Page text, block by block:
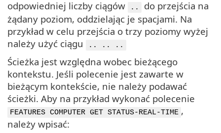
odpowiedniej liczby ciągów
..
do przejścia na
żądany poziom, oddzielając je spacjami. Na
przykład w celu przejścia o trzy poziomy wyżej
należy użyć ciągu
.. .. ..
Ścieżka jest względna wobec bieżącego
kontekstu. Jeśli polecenie jest zawarte w
bieżącym kontekście, nie należy podawać
ścieżki. Aby na przykład wykonać polecenie
FEATURES COMPUTER GET STATUS-REAL-TIME ,
należy wpisać: